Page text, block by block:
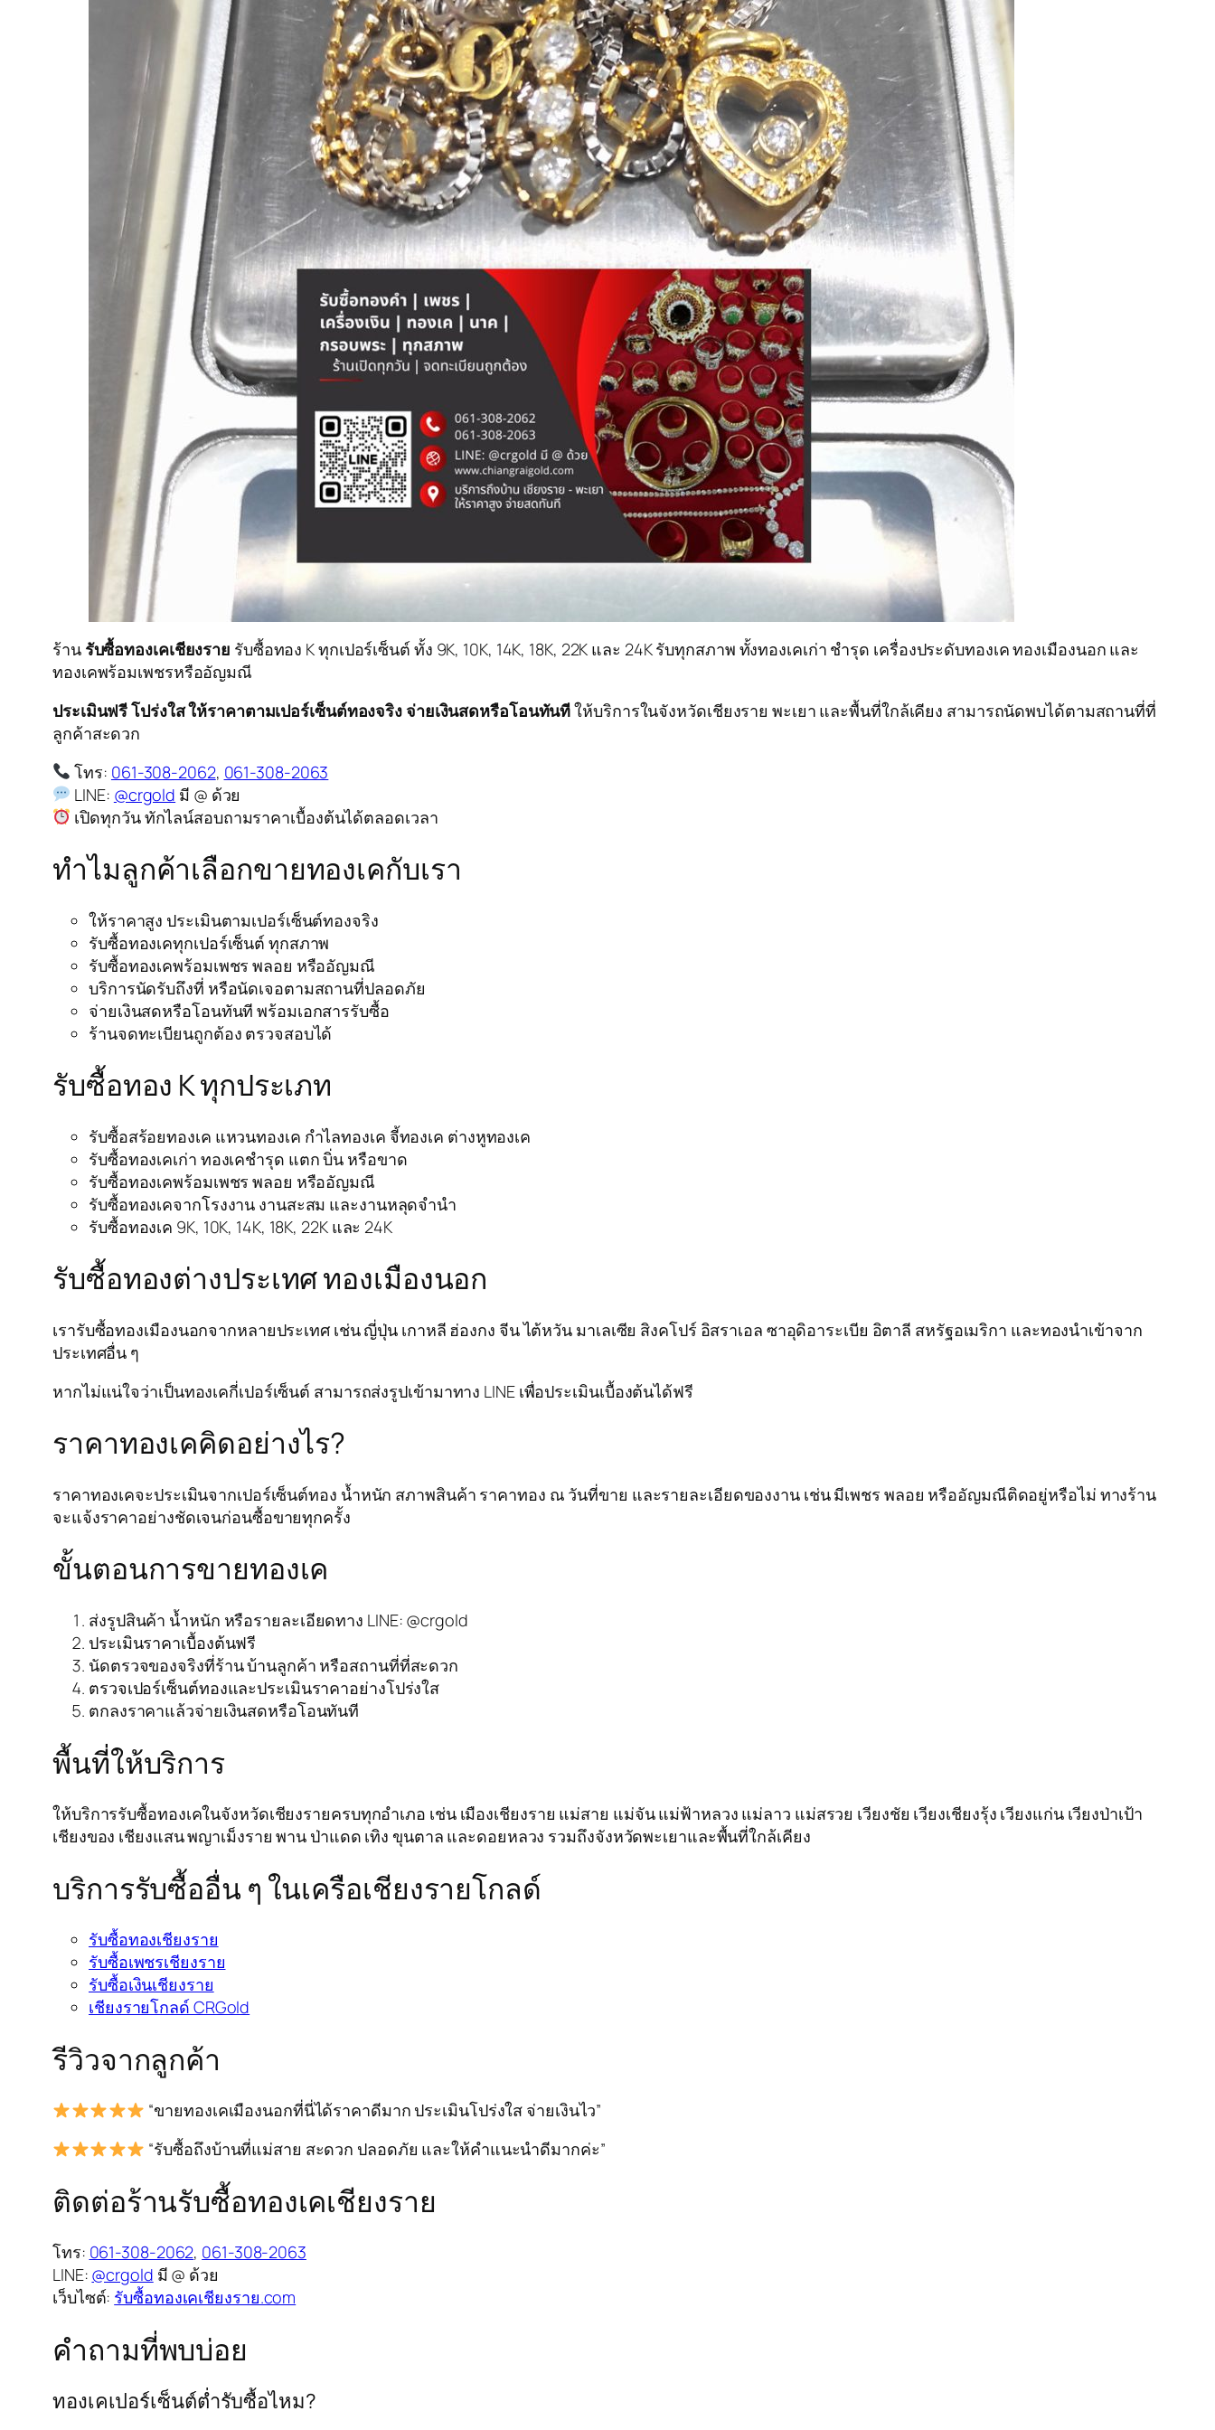
ร้าน รับซื้อทองเคเชียงราย รับซื้อทอง K ทุกเปอร์เซ็นต์ ทั้ง 9K, 10K, 14K, 18K, 22K และ 24K รับทุกสภาพ ทั้งทองเคเก่า ชำรุด เครื่องประดับทองเค ทองเมืองนอก และ
ทองเคพร้อมเพชรหรืออัญมณี
ประเมินฟรี โปร่งใส ให้ราคาตามเปอร์เซ็นต์ทองจริง จ่ายเงินสดหรือโอนทันทีให้บริการในจังหวัดเชียงราย พะเยา และพื้นที่ใกล้เคียง สามารถนัดพบได้ตามสถานที่ที่
ลูกค้าสะดวก
โทร: 061-308-2062, 061-308-2063
LINE: @crgold มี @ ด้วย
เปิดทุกวัน ทักไลน์สอบถามราคาเบื้องต้นได้ตลอดเวลา
ทำไมลูกค้าเลือกขายทองเคกับเรา
ให้ราคาสูง ประเมินตามเปอร์เซ็นต์ทองจริง
รับซื้อทองเคทุกเปอร์เซ็นต์ ทุกสภาพ
รับซื้อทองเคพร้อมเพชร พลอย หรืออัญมณี
บริการนัดรับถึงที่ หรือนัดเจอตามสถานที่ปลอดภัย
จ่ายเงินสดหรือโอนทันที พร้อมเอกสารรับซื้อ
ร้านจดทะเบียนถูกต้อง ตรวจสอบได้
รับซื้อทอง K ทุกประเภท
รับซื้อสร้อยทองเค แหวนทองเค กำไลทองเค จี้ทองเค ต่างหูทองเค
รับซื้อทองเคเก่า ทองเคชำรุด แตก บิ่น หรือขาด
รับซื้อทองเคพร้อมเพชร พลอย หรืออัญมณี
รับซื้อทองเคจากโรงงาน งานสะสม และงานหลุดจำนำ
รับซื้อทองเค 9K, 10K, 14K, 18K, 22K และ 24K
รับซื้อทองต่างประเทศ ทองเมืองนอก
เรารับซื้อทองเมืองนอกจากหลายประเทศ เช่น ญี่ปุ่น เกาหลี ฮ่องกง จีน ไต้หวัน มาเลเซีย สิงคโปร์ อิสราเอล ซาอุดิอาระเบีย อิตาลี สหรัฐอเมริกา และทองนำเข้าจาก
ประเทศอื่น ๆ
หากไม่แน่ใจว่าเป็นทองเคกี่เปอร์เซ็นต์ สามารถส่งรูปเข้ามาทาง LINE เพื่อประเมินเบื้องต้นได้ฟรี
ราคาทองเคคิดอย่างไร?
ราคาทองเคจะประเมินจากเปอร์เซ็นต์ทอง น้ำหนัก สภาพสินค้า ราคาทอง ณ วันที่ขาย และรายละเอียดของงาน เช่น มีเพชร พลอย หรืออัญมณีติดอยู่หรือไม่ ทางร้าน
จะแจ้งราคาอย่างชัดเจนก่อนซื้อขายทุกครั้ง
ขั้นตอนการขายทองเค
ส่งรูปสินค้า น้ำหนัก หรือรายละเอียดทาง LINE: @crgold
ประเมินราคาเบื้องต้นฟรี
นัดตรวจของจริงที่ร้าน บ้านลูกค้า หรือสถานที่ที่สะดวก
ตรวจเปอร์เซ็นต์ทองและประเมินราคาอย่างโปร่งใส
ตกลงราคาแล้วจ่ายเงินสดหรือโอนทันที
พื้นที่ให้บริการ
ให้บริการรับซื้อทองเคในจังหวัดเชียงรายครบทุกอำเภอ เช่น เมืองเชียงราย แม่สาย แม่จัน แม่ฟ้าหลวง แม่ลาว แม่สรวย เวียงชัย เวียงเชียงรุ้ง เวียงแก่น เวียงป่าเป้า
เชียงของ เชียงแสน พญาเม็งราย พาน ป่าแดด เทิง ขุนตาล และดอยหลวง รวมถึงจังหวัดพะเยาและพื้นที่ใกล้เคียง
บริการรับซื้ออื่น ๆ ในเครือเชียงรายโกลด์
รับซื้อทองเชียงราย
รับซื้อเพชรเชียงราย
รับซื้อเงินเชียงราย
เชียงรายโกลด์ CRGold
รีวิวจากลูกค้า
“ขายทองเคเมืองนอกที่นี่ได้ราคาดีมาก ประเมินโปร่งใส จ่ายเงินไว”
“รับซื้อถึงบ้านที่แม่สาย สะดวก ปลอดภัย และให้คำแนะนำดีมากค่ะ”
ติดต่อร้านรับซื้อทองเคเชียงราย
โทร: 061-308-2062, 061-308-2063
LINE: @crgold มี @ ด้วย
เว็บไซต์: รับซื้อทองเคเชียงราย.com
คำถามที่พบบ่อย
ทองเคเปอร์เซ็นต์ต่ำรับซื้อไหม?